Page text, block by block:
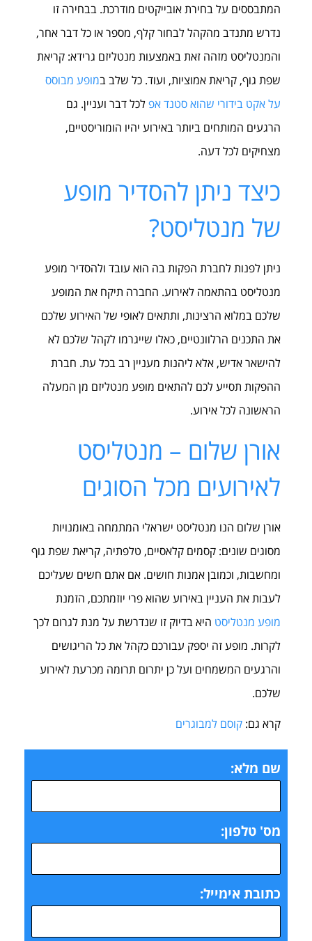
המתבססים על בחירת אובייקטים מודרכת. בבחירה זו
נדרש מתנדב מהקהל לבחור קלף, מספר או כל דבר אחר,
והמנטליסט מזהה זאת באמצעות מנטליזם גרידא: קריאת
שפת גוף, קריאת אמוציות, ועוד. כל שלב במופע מבוסס
על אקט בידורי שהוא סטנד אפלכל דבר ועניין. גם
הרגעים המותחים ביותר באירוע יהיו הומוריסטיים,
מצחיקים לכל דעה.
כיצד ניתן להסדיר מופע
של מנטליסט?
ניתן לפנות לחברת הפקות בה הוא עובד ולהסדיר מופע
מנטליסט בהתאמה לאירוע. החברה תיקח את המופע
שלכם במלוא הרצינות, ותתאים לאופי של האירוע שלכם
את התכנים הרלוונטיים, כאלו שייגרמו לקהל שלכם לא
להישאר אדיש, אלא ליהנות מעניין רב בכל עת. חברת
ההפקות תסייע לכם להתאים מופע מנטליזם מן המעלה
הראשונה לכל אירוע.
אורן שלום – מנטליסט
לאירועים מכל הסוגים
אורן שלום הנו מנטליסט ישראלי המתמחה באומנויות
מסוגים שונים: קסמים קלאסיים, טלפתיה, קריאת שפת גוף
ומחשבות, וכמובן אמנות חושים. אם אתם חשים שעליכם
לעבות את העניין באירוע שהוא פרי יוזמתכם, הזמנת
מופע מנטליסט היא בדיוק זו שנדרשת על מנת לגרום לכך
לקרות. מופע זה יספק עבורכם כקהל את כל הריגושים
והרגעים המשמחים ועל כן יתרום תרומה מכרעת לאירוע
שלכם.
קרא גם: קוסם למבוגרים
שם מלא:
מס' טלפון:
כתובת אימייל: